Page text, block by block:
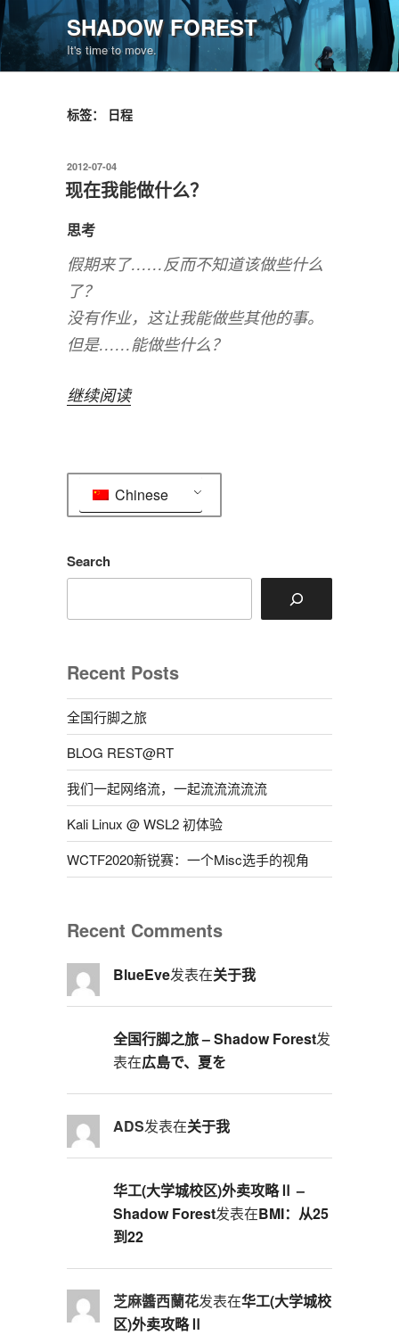
跳
至
内
容
SHADOW FOREST
It's time to move.
标签： 日程
发
布
于
2012-07-04
现在我能做什么？
思考
假期来了……反而不知道该做些什么
了？
没有作业，这让我能做些其他的事。
但是……能做些什么？
继续阅读“现
能
做
Chinese
Search
Recent Posts
全国行脚之旅
BLOG REST@RT
我们一起网络流，一起流流流流流
Kali Linux @ WSL2 初体验
WCTF2020新锐赛：一个Misc选手的视角
Recent Comments
BlueEve发表在关于我
全国行脚之旅 – Shadow Forest发
表在広島で、夏を
ADS发表在关于我
华工(大学城校区)外卖攻略Ⅱ –
Shadow Forest发表在BMI：从25
到22
芝麻醬西蘭花发表在华工(大学城校
区)外卖攻略Ⅱ